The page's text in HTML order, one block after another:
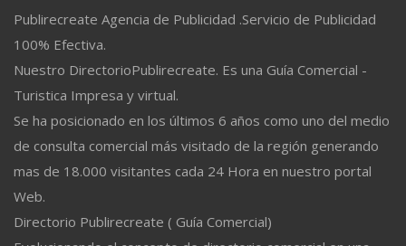
Publirecreate Agencia de Publicidad .Servicio de Publicidad
100% Efectiva.
Nuestro DirectorioPublirecreate. Es una Guía Comercial -
Turistica Impresa y virtual.
Se ha posicionado en los últimos 6 años como uno del medio
de consulta comercial más visitado de la región generando
mas de 18.000 visitantes cada 24 Hora en nuestro portal
Web.
Directorio Publirecreate ( Guía Comercial)